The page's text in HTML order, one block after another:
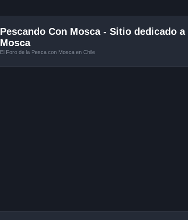
Pescando Con Mosca - Sitio dedicado a
Mosca
El Foro de la Pesca con Mosca en Chile